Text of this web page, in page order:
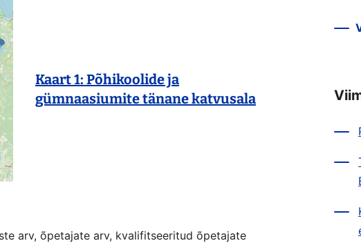
Kaart 1: Põhikoolide ja
gümnaasiumite tänane katvusala
arv, õpetajate arv, kvalifitseeritud õpetajate